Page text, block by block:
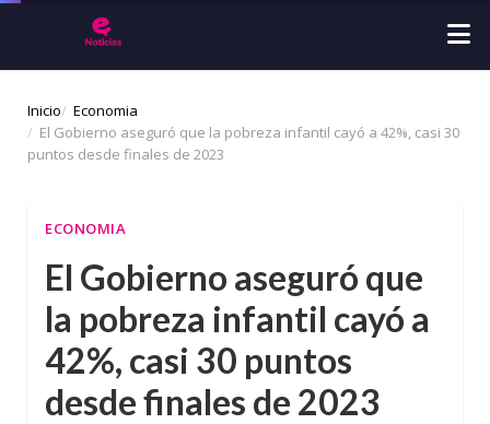
Inicio
Economia
El Gobierno aseguró que la pobreza infantil cayó a 42%, casi 30
puntos desde finales de 2023
ECONOMIA
El Gobierno aseguró que
la pobreza infantil cayó a
42%, casi 30 puntos
desde finales de 2023